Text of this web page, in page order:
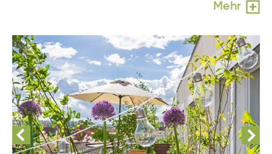
Mehr